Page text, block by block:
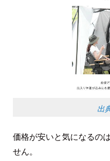
出
価格が安いと気になるの
せん。